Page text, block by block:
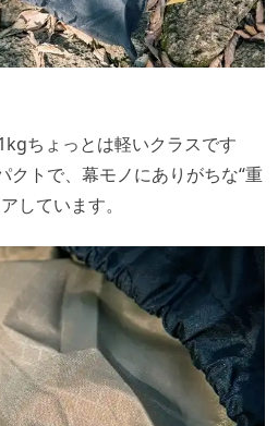
ちょっとは軽いクラスです
クトで、幕モノにありがちな“重
しています。